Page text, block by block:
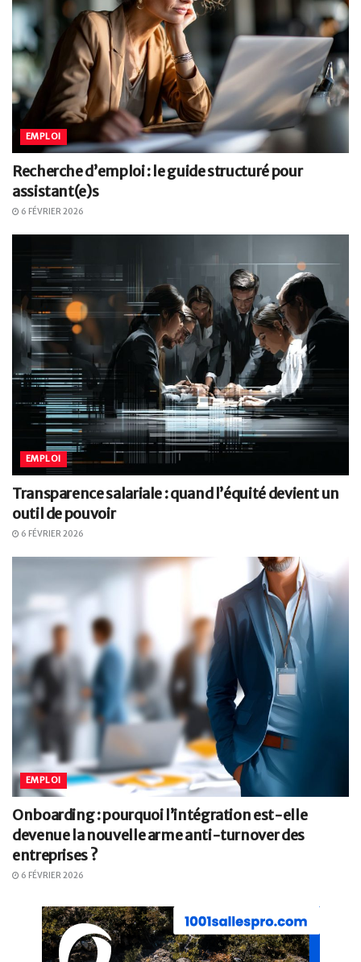
EMPLOI
Recherche d’emploi : le guide structuré pour
assistant(e)s
6 FÉVRIER 2026
EMPLOI
Transparence salariale : quand l’équité devient un
outil de pouvoir
6 FÉVRIER 2026
EMPLOI
Onboarding : pourquoi l’intégration est-elle
devenue la nouvelle arme anti-turnover des
entreprises ?
6 FÉVRIER 2026